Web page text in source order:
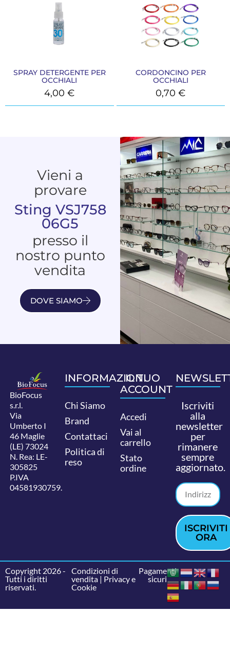
SPRAY DETERGENTE PER
OCCHIALI
4,00€
CORDONCINO PER
OCCHIALI
0,70€
Vieni a
provare
Sting VSJ758
06G5
presso il
nostro punto
vendita
DOVE SIAMO
BioFocus
s.r.l.
Via
Umberto I
46 Maglie
(LE) 73024
N. Rea: LE-
305825
P.IVA
04581930759.
INFORMAZIONI
Chi Siamo
Brand
Contattaci
Politica di
reso
IL TUO
ACCOUNT
Accedi
Vai al
carrello
Stato
ordine
Iscriviti
alla
newsletter
per
rimanere
sempre
aggiornato.
ISCRIVITI
ORA
Copyright 2026 -
Tutti i diritti
riservati.
Condizioni di
vendita| Privacy e
Cookie
Pagamenti
sicuri